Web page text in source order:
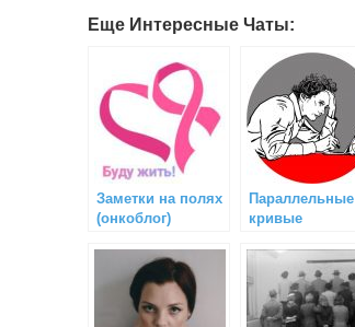
Еще Интересные Чаты:
Заметки на полях
(онкоблог)
Параллельные
кривые